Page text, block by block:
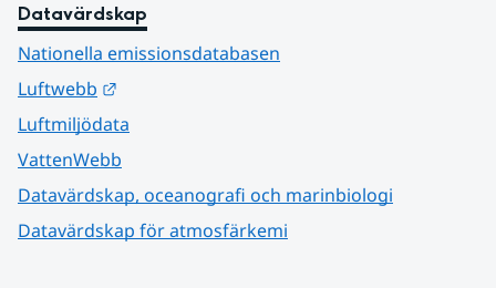
Datavärdskap
Nationella emissionsdatabasen
Luftwebb
Luftmiljödata
VattenWebb
Datavärdskap, oceanografi och marinbiologi
Datavärdskap för atmosfärkemi